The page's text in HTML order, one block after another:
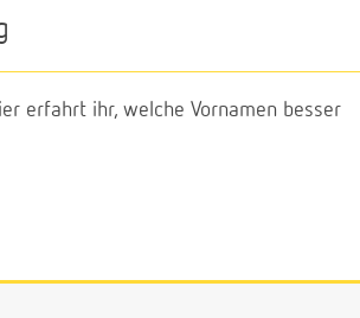
erfahrt ihr, welche Vornamen besser